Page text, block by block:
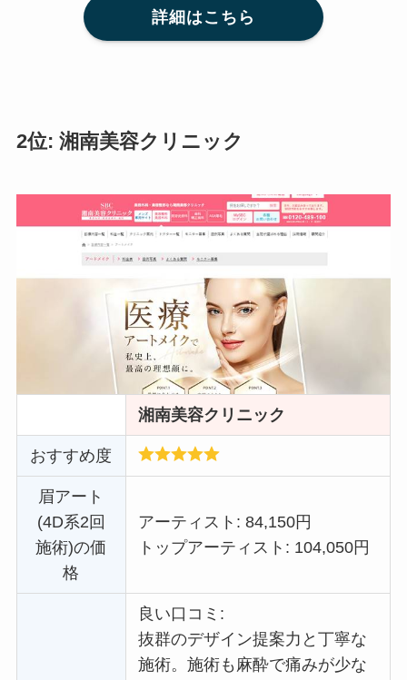
詳細はこちら
2位: 湘南美容クリニック
湘南美容クリニック
おすすめ度
眉アート
(4D系2回
施術)の価
格
アーティスト: 84,150円
トップアーティスト: 104,050円
良い口コミ:
抜群のデザイン提案力と丁寧な
施術。施術も麻酔で痛みが少な